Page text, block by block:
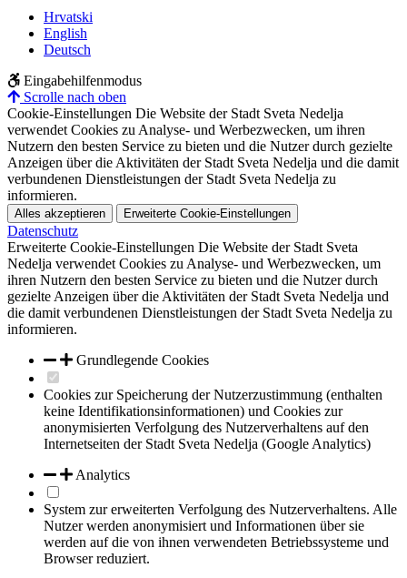
Hrvatski
English
Deutsch
Eingabehilfenmodus
Scrolle nach oben
Cookie-Einstellungen Die Website der Stadt Sveta Nedelja
verwendet Cookies zu Analyse- und Werbezwecken, um ihren
Nutzern den besten Service zu bieten und die Nutzer durch gezielte
Anzeigen über die Aktivitäten der Stadt Sveta Nedelja und die damit
verbundenen Dienstleistungen der Stadt Sveta Nedelja zu
informieren.
Alles akzeptieren Erweiterte Cookie-Einstellungen
Datenschutz
Erweiterte Cookie-Einstellungen Die Website der Stadt Sveta
Nedelja verwendet Cookies zu Analyse- und Werbezwecken, um
ihren Nutzern den besten Service zu bieten und die Nutzer durch
gezielte Anzeigen über die Aktivitäten der Stadt Sveta Nedelja und
die damit verbundenen Dienstleistungen der Stadt Sveta Nedelja zu
informieren.
Grundlegende Cookies
Cookies zur Speicherung der Nutzerzustimmung (enthalten
keine Identifikationsinformationen) und Cookies zur
anonymisierten Verfolgung des Nutzerverhaltens auf den
Internetseiten der Stadt Sveta Nedelja (Google Analytics)
Analytics
System zur erweiterten Verfolgung des Nutzerverhaltens. Alle
Nutzer werden anonymisiert und Informationen über sie
werden auf die von ihnen verwendeten Betriebssysteme und
Browser reduziert.